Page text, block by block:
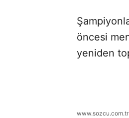
öncesi
yeniden
www.sozcu.com.tr